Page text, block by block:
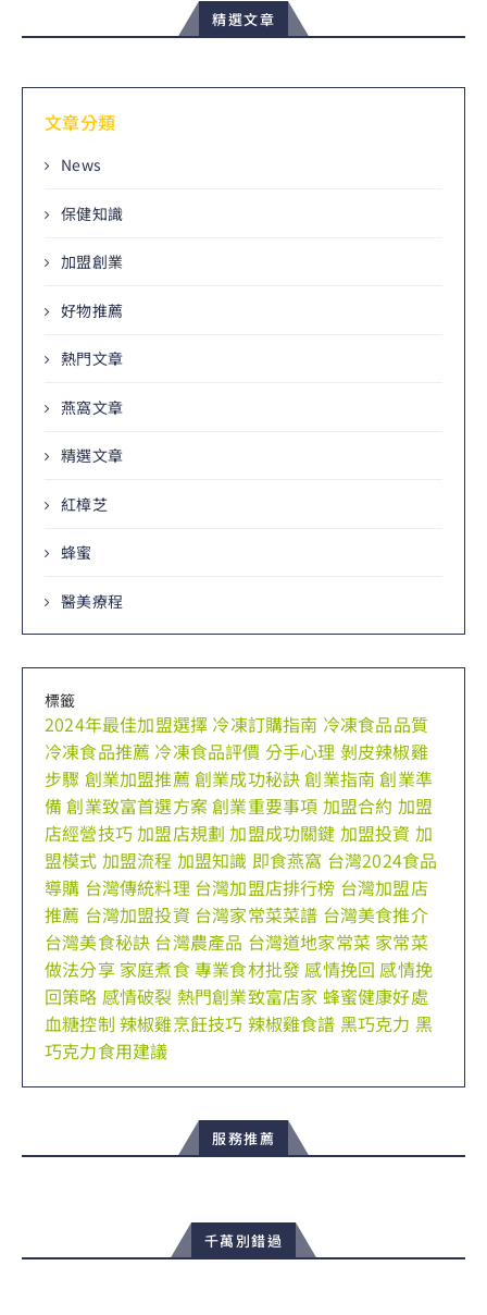
精選文章
文章分類
News
保健知識
加盟創業
好物推薦
熱門文章
燕窩文章
精選文章
紅樟芝
蜂蜜
醫美療程
標籤
2024年最佳加盟選擇 冷凍訂購指南 冷凍食品品質
冷凍食品推薦 冷凍食品評價 分手心理 剝皮辣椒雞
步驟 創業加盟推薦 創業成功秘訣創業指南 創業準
備創業致富首選方案創業重要事項 加盟合約 加盟
店經營技巧加盟店規劃 加盟成功關鍵 加盟投資 加
盟模式 加盟流程 加盟知識 即食燕窩 台灣2024食品
導購 台灣傳統料理 台灣加盟店排行榜 台灣加盟店
推薦 台灣加盟投資 台灣家常菜菜譜 台灣美食推介
台灣美食秘訣 台灣農產品 台灣道地家常菜 家常菜
做法分享 家庭煮食專業食材批發感情挽回 感情挽
回策略 感情破裂 熱門創業致富店家 蜂蜜健康好處
血糖控制 辣椒雞烹飪技巧 辣椒雞食譜 黑巧克力 黑
巧克力食用建議
服務推薦
千萬別錯過